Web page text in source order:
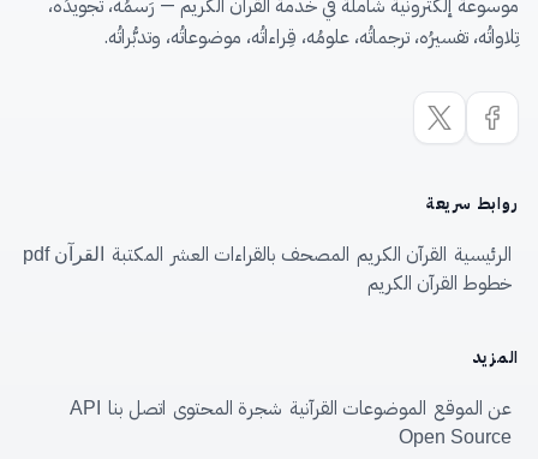
موسوعة إلكترونية شاملة في خدمة القرآن الكريم — رَسمُه، تجويدُه،
تِلاواتُه، تفسيرُه، ترجماتُه، علومُه، قِراءاتُه، موضوعاتُه، وتدبُّراتُه.
روابط سريعة
الرئيسية القرآن الكريم المصحف بالقراءات العشر المكتبة القرآن pdf
خطوط القرآن الكريم
المزيد
عن الموقع الموضوعات القرآنية شجرة المحتوى اتصل بنا
API
Open Source